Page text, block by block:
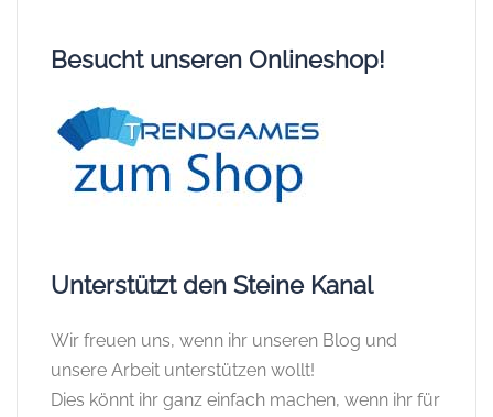
Besucht unseren Onlineshop!
Unterstützt den Steine Kanal
Wir freuen uns, wenn ihr unseren Blog und
unsere Arbeit unterstützen wollt!
Dies könnt ihr ganz einfach machen, wenn ihr für